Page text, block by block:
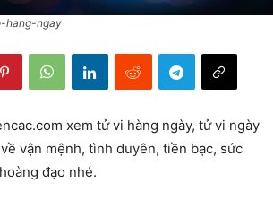
hang-ngay
xem tử vi hàng ngày, tử vi ngày
vận mệnh, tình duyên, tiền bạc, sức
đạo nhé.